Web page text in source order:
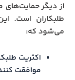
از دیگر
طلبکاران است.
می‌شود که:
اکثریت
موافقت